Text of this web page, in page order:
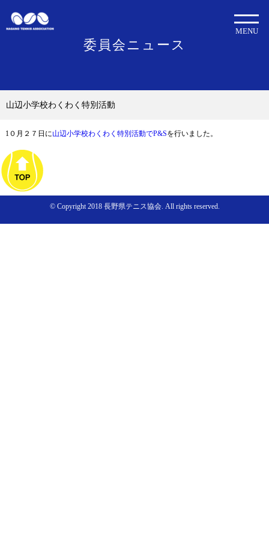
委員会ニュース
MENU
山辺小学校わくわく特別活動
1０月２７日に山辺小学校わくわく特別活動でP&Sを行いました。
© Copyright 2018 長野県テニス協会. All rights reserved.